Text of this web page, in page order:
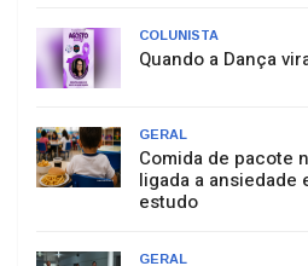
COLUNISTA
Quando a Dança
GERAL
Comida de pacote
ligada a ansiedade
estudo
GERAL